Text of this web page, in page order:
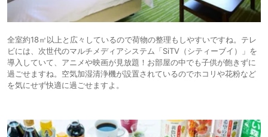
全室約18㎡以上と広々しているので荷物の整理もしやすいですね。テレ
ビには、次世代のマルチメディアシステム「SiTV（シティーブイ）」を
導入していて、アニメや映画が見放題！お部屋の中でも子供が飽きずに
過ごせますね。空気加湿清浄機が設置されているのでホコリや花粉など
を気にせず快適に過ごせますよ。